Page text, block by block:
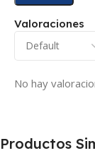
Valoraciones
No hay
Productos